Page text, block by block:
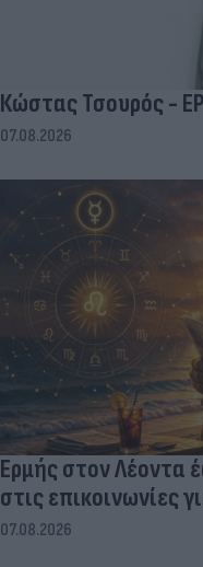
Κώστας Τσουρός -
07.08.2026
Ερμής στον Λέοντα
στις επικοινωνίες
07.08.2026